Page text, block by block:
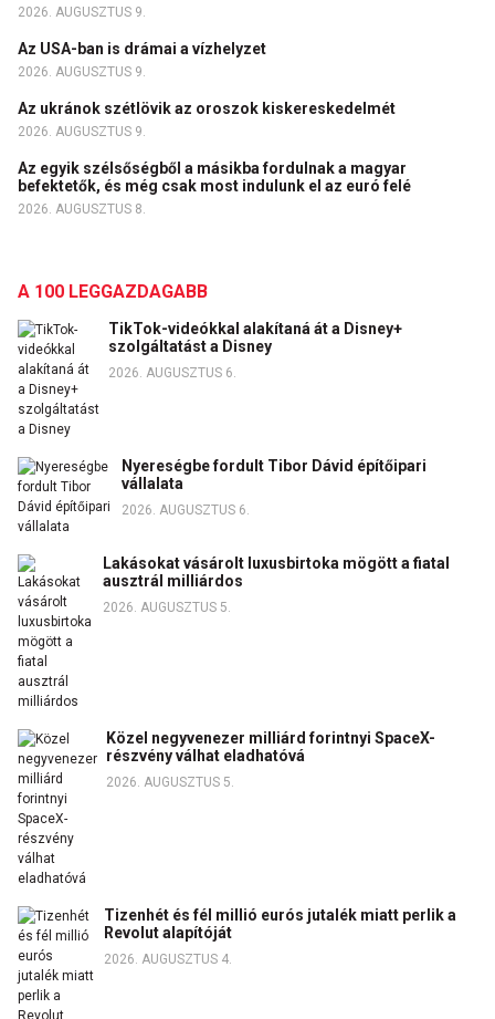
2026. AUGUSZTUS 9.
Az USA-ban is drámai a vízhelyzet
2026. AUGUSZTUS 9.
Az ukránok szétlövik az oroszok kiskereskedelmét
2026. AUGUSZTUS 9.
Az egyik szélsőségből a másikba fordulnak a magyar
befektetők, és még csak most indulunk el az euró felé
2026. AUGUSZTUS 8.
A 100 LEGGAZDAGABB
TikTok-videókkal alakítaná át a Disney+
szolgáltatást a Disney
2026. AUGUSZTUS 6.
Nyereségbe fordult Tibor Dávid építőipari
vállalata
2026. AUGUSZTUS 6.
Lakásokat vásárolt luxusbirtoka mögött a fiatal
ausztrál milliárdos
2026. AUGUSZTUS 5.
Közel negyvenezer milliárd forintnyi SpaceX-
részvény válhat eladhatóvá
2026. AUGUSZTUS 5.
Tizenhét és fél millió eurós jutalék miatt perlik a
Revolut alapítóját
2026. AUGUSZTUS 4.